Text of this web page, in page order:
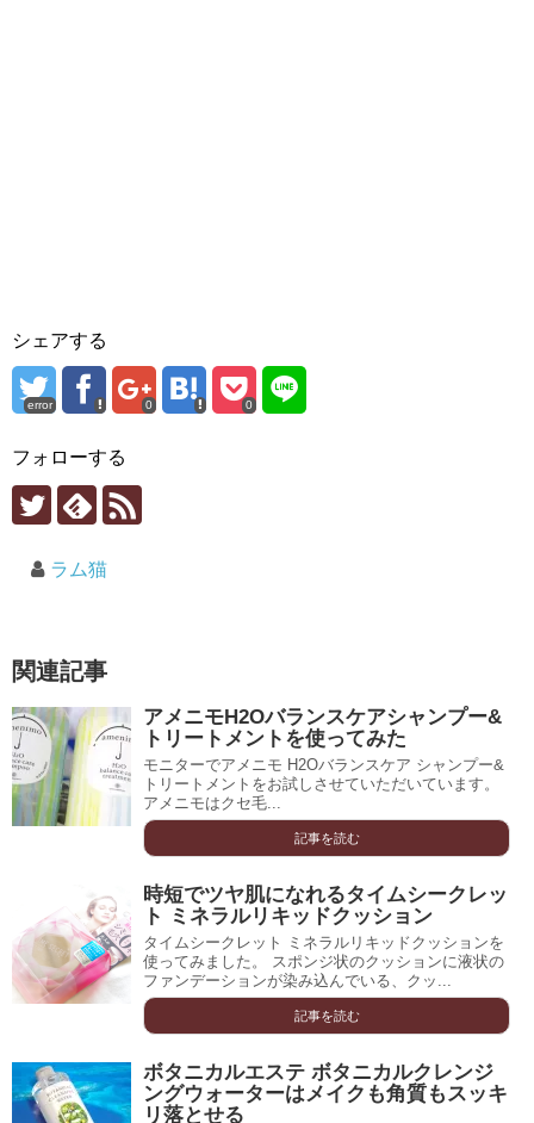
シェアする
error 0 0
フォローする
ラム猫
関連記事
アメニモH2Oバランスケアシャンプー&
トリートメントを使ってみた
モニターでアメニモ H2Oバランスケア シャンプー&
トリートメントをお試しさせていただいています。
アメニモはクセ毛...
記事を読む
時短でツヤ肌になれるタイムシークレッ
ト ミネラルリキッドクッション
タイムシークレット ミネラルリキッドクッションを
使ってみました。 スポンジ状のクッションに液状の
ファンデーションが染み込んでいる、クッ...
記事を読む
ボタニカルエステ ボタニカルクレンジ
ングウォーターはメイクも角質もスッキ
リ落とせる